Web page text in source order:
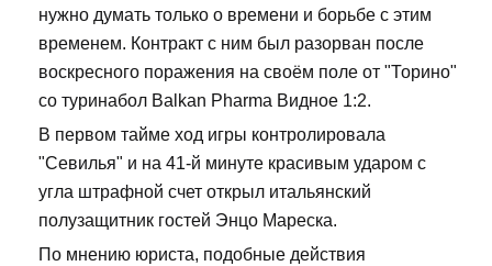
нужно думать только о времени и борьбе с этим
временем. Контракт с ним был разорван после
воскресного поражения на своём поле от "Торино"
со туринабол Balkan Pharma Видное 1:2.
В первом тайме ход игры контролировала
"Севилья" и на 41-й минуте красивым ударом с
угла штрафной счет открыл итальянский
полузащитник гостей Энцо Мареска.
По мнению юриста, подобные действия